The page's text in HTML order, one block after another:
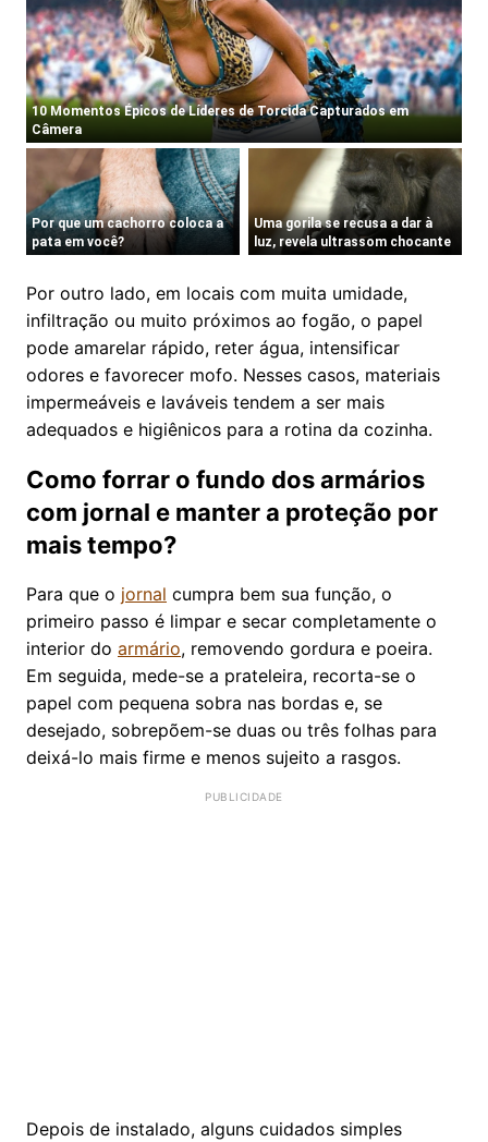
Por outro lado, em locais com muita umidade,
infiltração ou muito próximos ao fogão, o papel
pode amarelar rápido, reter água, intensificar
odores e favorecer mofo. Nesses casos, materiais
impermeáveis e laváveis tendem a ser mais
adequados e higiênicos para a rotina da cozinha.
Como forrar o fundo dos armários
com jornal e manter a proteção por
mais tempo?
Para que o jornal cumpra bem sua função, o
primeiro passo é limpar e secar completamente o
interior do armário, removendo gordura e poeira.
Em seguida, mede-se a prateleira, recorta-se o
papel com pequena sobra nas bordas e, se
desejado, sobrepõem-se duas ou três folhas para
deixá-lo mais firme e menos sujeito a rasgos.
Depois de instalado, alguns cuidados simples